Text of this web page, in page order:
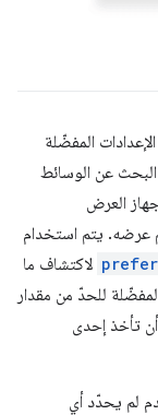
المفضّلة
عن الوسائط
العرض
عرضه. يتم استخدام
لاكتشاف ما
للحدّ من مقدار
تأخذ إحدى
لم يحدّد أي